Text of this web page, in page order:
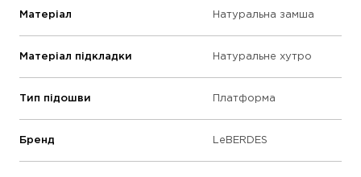
Матеріал Натуральна замша
Матеріал підкладки Натуральне хутро
Тип підошви Платформа
Бренд LeBERDES